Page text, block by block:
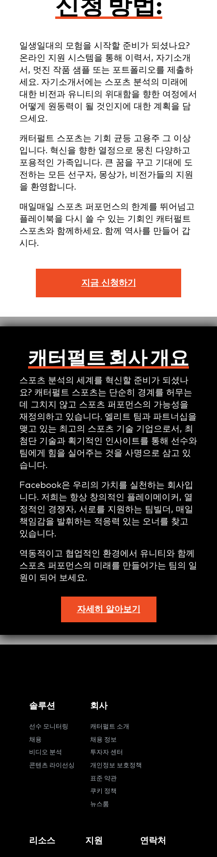
신청 방법:
일생일대의 모험을 시작할 준비가 되셨나요?
온라인 지원 시스템을 통해 이력서, 자기소개
서, 멋진 작품 샘플 또는 포트폴리오를 제출하
세요. 자기소개서에는 스포츠 분석의 미래에
대한 비전과 유니티의 위대함을 향한 여정에서
어떻게 원동력이 될 것인지에 대한 계획을 담
으세요.
캐터펄트 스포츠는 기회 균등 고용주 그 이상
입니다. 혁신을 향한 열정으로 뭉친 다양하고
포용적인 가족입니다. 큰 꿈을 꾸고 기대에 도
전하는 모든 선구자, 몽상가, 비전가들의 지원
을 환영합니다.
매일매일 스포츠 퍼포먼스의 한계를 뛰어넘고
플레이북을 다시 쓸 수 있는 기회인 캐터펄트
스포츠와 함께하세요. 함께 역사를 만들어 갑
시다.
지금 신청하기
캐터펄트 회사 개요
스포츠 분석의 세계를 혁신할 준비가 되셨나
요? 캐터펄트 스포츠는 단순히 경계를 허무는
데 그치지 않고 스포츠 퍼포먼스의 가능성을
재정의하고 있습니다. 엘리트 팀과 파트너십을
맺고 있는 최고의 스포츠 기술 기업으로서, 최
첨단 기술과 획기적인 인사이트를 통해 선수와
팀에게 힘을 실어주는 것을 사명으로 삼고 있
습니다.
Facebook은 우리의 가치를 실천하는 회사입
니다. 저희는 항상 창의적인 플레이메이커, 열
정적인 경쟁자, 서로를 지원하는 팀빌더, 매일
책임감을 발휘하는 적응력 있는 오너를 찾고
있습니다.
역동적이고 협업적인 환경에서 유니티와 함께
스포츠 퍼포먼스의 미래를 만들어가는 팀의 일
원이 되어 보세요.
자세히 알아보기
솔루션
선수 모니터링
채용
비디오 분석
콘텐츠 라이선싱
회사
캐터펄트 소개
채용 정보
투자자 센터
개인정보 보호정책
표준 약관
쿠키 정책
뉴스룸
리소스 지원 연락처